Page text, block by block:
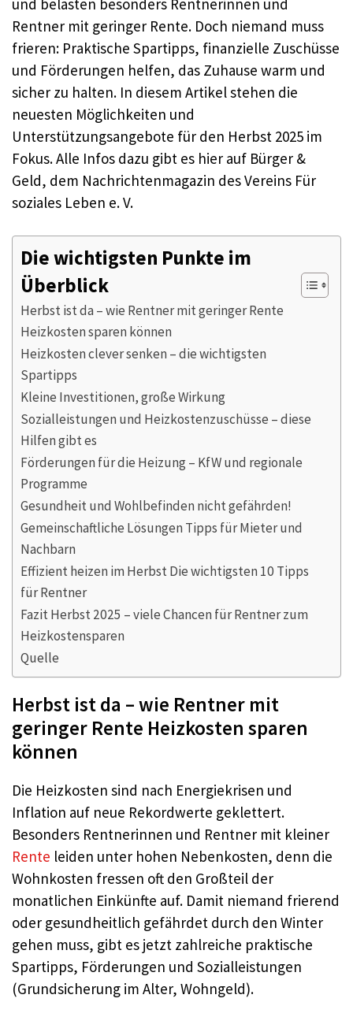
und belasten besonders Rentnerinnen und
Rentner mit geringer Rente. Doch niemand muss
frieren: Praktische Spartipps, finanzielle Zuschüsse
und Förderungen helfen, das Zuhause warm und
sicher zu halten. In diesem Artikel stehen die
neuesten Möglichkeiten und
Unterstützungsangebote für den Herbst 2025 im
Fokus. Alle Infos dazu gibt es hier auf Bürger &
Geld, dem Nachrichtenmagazin des Vereins Für
soziales Leben e. V.
Die wichtigsten Punkte im
Überblick
Herbst ist da – wie Rentner mit geringer Rente
Heizkosten sparen können
Heizkosten clever senken – die wichtigsten
Spartipps
Kleine Investitionen, große Wirkung
Sozialleistungen und Heizkostenzuschüsse – diese
Hilfen gibt es
Förderungen für die Heizung – KfW und regionale
Programme
Gesundheit und Wohlbefinden nicht gefährden!
Gemeinschaftliche Lösungen Tipps für Mieter und
Nachbarn
Effizient heizen im Herbst Die wichtigsten 10 Tipps
für Rentner
Fazit Herbst 2025 – viele Chancen für Rentner zum
Heizkostensparen
Quelle
Herbst ist da – wie Rentner mit
geringer Rente Heizkosten sparen
können
Die Heizkosten sind nach Energiekrisen und
Inflation auf neue Rekordwerte geklettert.
Besonders Rentnerinnen und Rentner mit kleiner
Rente leiden unter hohen Nebenkosten, denn die
Wohnkosten fressen oft den Großteil der
monatlichen Einkünfte auf. Damit niemand frierend
oder gesundheitlich gefährdet durch den Winter
gehen muss, gibt es jetzt zahlreiche praktische
Spartipps, Förderungen und Sozialleistungen
(Grundsicherung im Alter, Wohngeld).